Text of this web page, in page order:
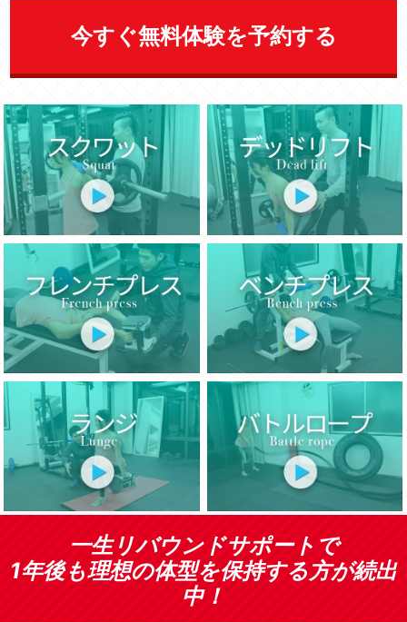
今すぐ無料体験を予約する
一生リバウンドサポートで
1年後も理想の体型を保持する方が続出
中！